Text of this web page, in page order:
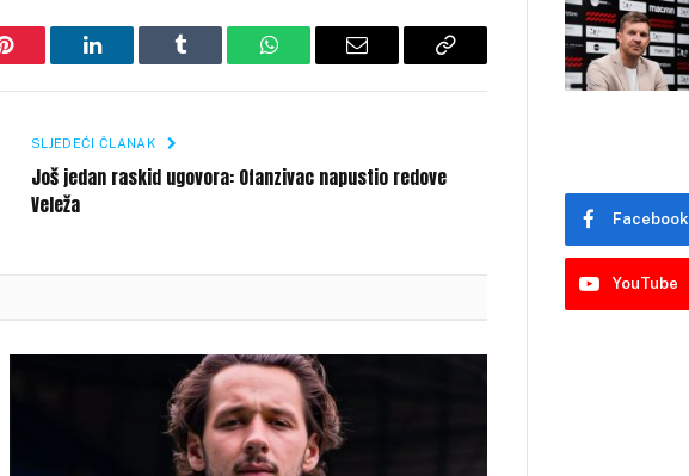
Pinterest LinkedIn Tumblr WhatsAppEmail
Copy
SLJEDEĆI ČLANAK
Još jedan raskid ugovora: Ofanzivac napustio redove
Veleža
Facebook
YouTube